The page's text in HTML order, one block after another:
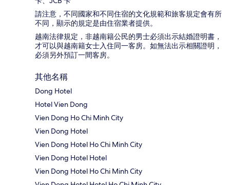
請注意，不同國家和不同住宿的文化規範和旅客規定會有所
不同，顯示的規定是由住宿業者提供。
越南法律規定，非越南籍公民的男士必須出示結婚證明書，
才可以與越南籍女士入住同一客房。如無法出示相關證明，
必須另外預訂一間客房。
其他名稱
Dong Hotel
Hotel Vien Dong
Vien Dong Ho Chi Minh City
Vien Dong Hotel
Vien Dong Hotel Ho Chi Minh City
Vien Dong Hotel Hotel
Vien Dong Hotel Ho Chi Minh City